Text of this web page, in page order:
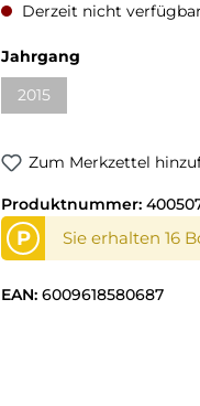
Derzeit nicht verfügbar
Jahrgang
2015
Zum Merkzettel
Produktnummer:
P Sie erhalten 16
EAN: 6009618580687